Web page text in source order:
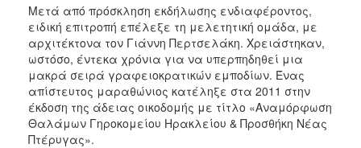
Μετά από πρόσκληση εκδήλωσης ενδιαφέροντος,
ειδική επιτροπή επέλεξε τη μελετητική ομάδα, με
αρχιτέκτονα τον Γιάννη Περτσελάκη. Χρειάστηκαν,
ωστόσο, έντεκα χρόνια για να υπερπηδηθεί μια
μακρά σειρά γραφειοκρατικών εμποδίων. Ένας
απίστευτος μαραθώνιος κατέληξε στα 2011 στην
έκδοση της άδειας οικοδομής με τίτλο «Αναμόρφωση
Θαλάμων Γηροκομείου Ηρακλείου & Προσθήκη Νέας
Πτέρυγας».